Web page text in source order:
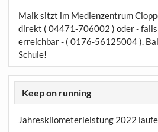
Maik sitzt im Medienzentrum
direkt ( 04471-706002 ) oder -
erreichbar - ( 0176-56125004 ).
Schule!
Keep on running
Jahreskilometerleistung 2022